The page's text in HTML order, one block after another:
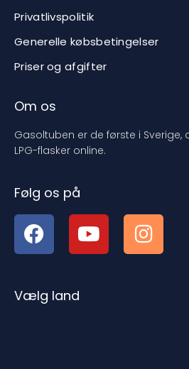
Privatlivspolitik
Generelle købsbetingelser
Priser og afgifter
Om os
Gasoltuben er de første i
LPG-flasker online.
Følg os på
Vælg land